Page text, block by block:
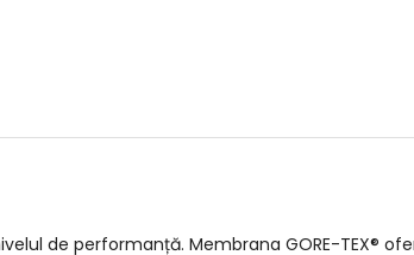
de performanță. Membrana GORE-TEX®